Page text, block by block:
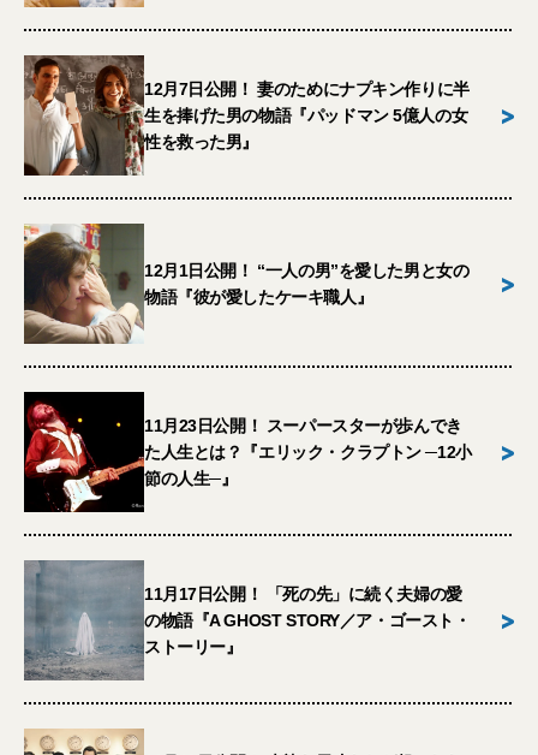
12月7日公開！ 妻のためにナプキン作りに半
生を捧げた男の物語『パッドマン 5億人の女
性を救った男』
>
12月1日公開！ “一人の男”を愛した男と女の
物語『彼が愛したケーキ職人』
>
11月23日公開！ スーパースターが歩んでき
た人生とは？『エリック・クラプトン ─12小
節の人生─』
>
11月17日公開！ 「死の先」に続く夫婦の愛
の物語『A GHOST STORY／ア・ゴースト・
ストーリー』
>